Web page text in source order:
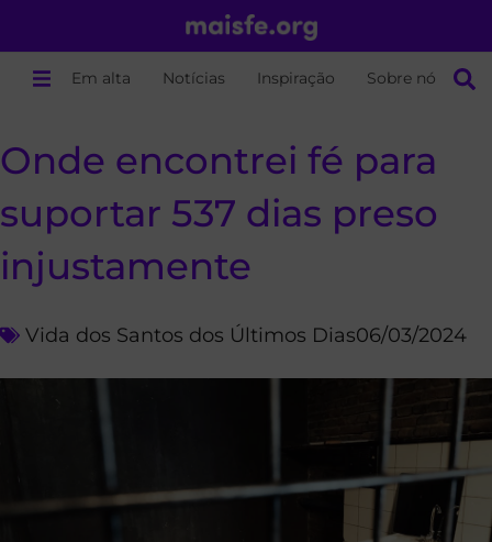
Em alta Notícias Inspiração Sobre nós
Onde encontrei fé para
suportar 537 dias preso
injustamente
Vida dos Santos dos Últimos Dias06/03/2024